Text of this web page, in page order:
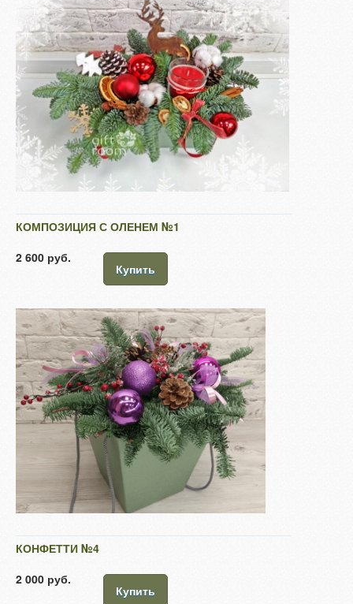
КОМПОЗИЦИЯ С ОЛЕНЕМ №1
2 600 руб.
Купить
КОНФЕТТИ №4
2 000 руб.
Купить